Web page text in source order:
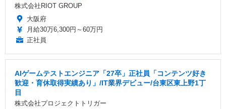
株式会社RIOT GROUP
大阪府
月給30万6,300円～60万円
正社員
AIゲームテストエンジニア「27卒」正社員「コンテンツ好き
歓迎・育休取得実績あり」/IT業界デビュー/台東区東上野1丁
目
株式会社プロジェクトトリガー